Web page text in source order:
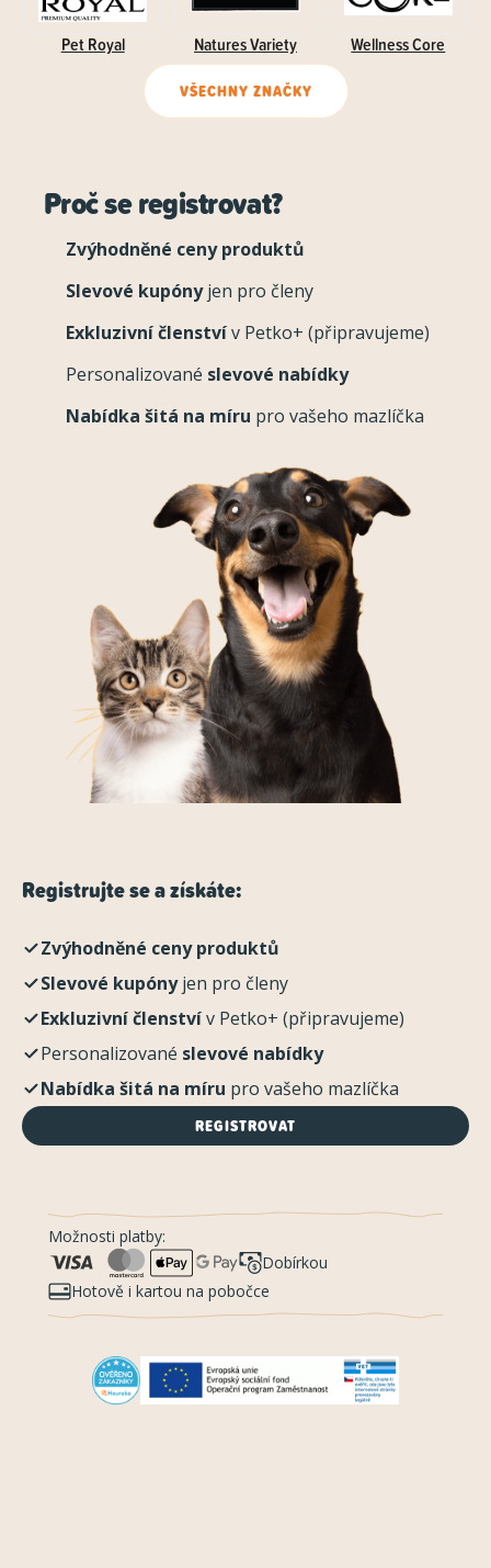
Pet Royal Natures Variety Wellness Core
VŠECHNY ZNAČKY
Proč se registrovat?
Zvýhodněné ceny produktů
Slevové kupónyjen pro členy
Exkluzivní členstvív Petko+ (připravujeme)
Personalizované slevové nabídky
Nabídka šitá na míru pro vašeho mazlíčka
Registrujte se a získáte:
Zvýhodněné ceny produktů
Slevové kupónyjen pro členy
Exkluzivní členstvív Petko+ (připravujeme)
Personalizované slevové nabídky
Nabídka šitá na míru pro vašeho mazlíčka
REGISTROVAT
Možnosti platby:
Dobírkou
Hotově i kartou na pobočce